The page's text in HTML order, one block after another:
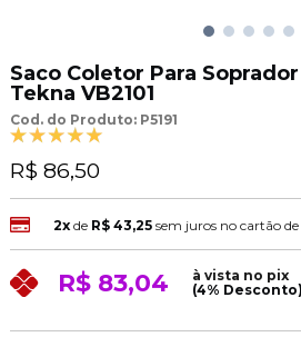
Saco Coletor Para
Tekna VB2101
Cod. do Produto: P5191
R$ 86,50
2xde R$ 43,25 sem juros no cartão
R$ 83,04
à vista no pix
(4% Desconto)